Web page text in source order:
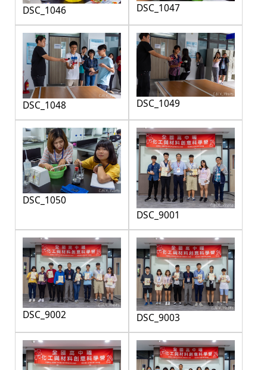
DSC_1046 DSC_1047
DSC_1048 DSC_1049
DSC_1050
DSC_9001
DSC_9002 DSC_9003